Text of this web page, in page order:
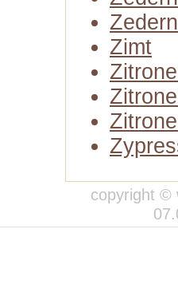
Zimt
copyright ©